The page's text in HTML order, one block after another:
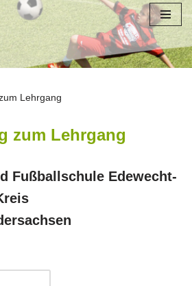
Lehrgang
zum Lehrgang
Fußballschule Edewecht-